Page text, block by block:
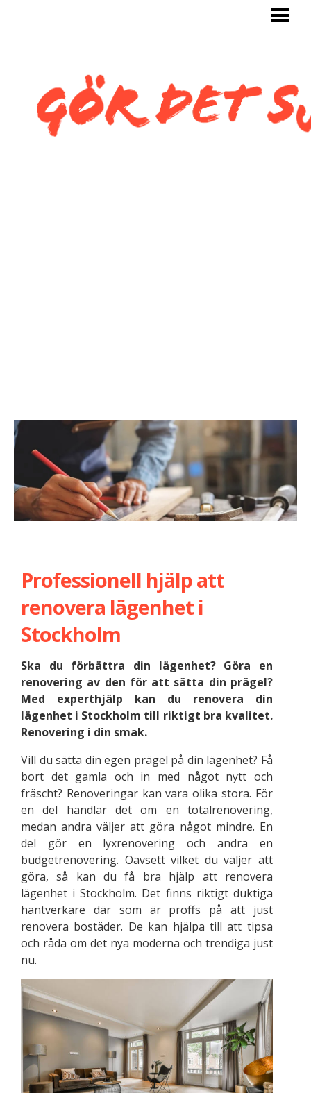
KAKLA SJÄLV
KAKLA TOALETT
Professionell hjälp att
renovera lägenhet i
Stockholm
Ska du förbättra din lägenhet? Göra en
renovering av den för att sätta din prägel?
Med experthjälp kan du renovera din
lägenhet i Stockholm till riktigt bra kvalitet.
Renovering i din smak.
Vill du sätta din egen prägel på din lägenhet? Få
bort det gamla och in med något nytt och
fräscht? Renoveringar kan vara olika stora. För
en del handlar det om en totalrenovering,
medan andra väljer att göra något mindre. En
del gör en lyxrenovering och andra en
budgetrenovering. Oavsett vilket du väljer att
göra, så kan du få bra hjälp att renovera
lägenhet i Stockholm. Det finns riktigt duktiga
hantverkare där som är proffs på att just
renovera bostäder. De kan hjälpa till att tipsa
och råda om det nya moderna och trendiga just
nu.